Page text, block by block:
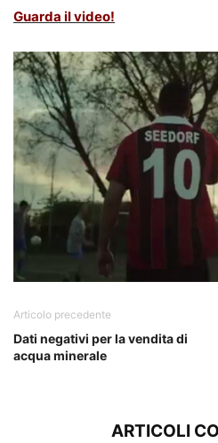
Guarda il video!
Articolo precedente
Dati negativi per la vendita di
acqua minerale
ARTICOLI